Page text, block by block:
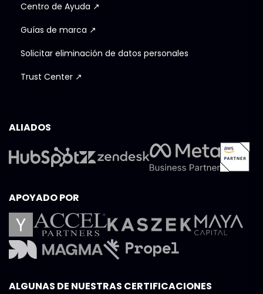
Centro de Ayuda ↗
Guías de marca ↗
Solicitar eliminación de datos personales
Trust Center ↗
ALIADOS
APOYADO POR
ALGUNAS DE NUESTRAS CERTIFICACIONES